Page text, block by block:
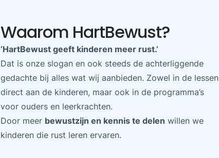
Waarom HartBewust?
‘HartBewust geeft kinderen meer rust.’
Dat is onze slogan en ook steeds de achterliggende
gedachte bij alles wat wij aanbieden. Zowel in de lessen
direct aan de kinderen, maar ook in de programma’s
voor ouders en leerkrachten.
Door meer bewustzijn en kennis te delen willen we
kinderen die rust leren ervaren.